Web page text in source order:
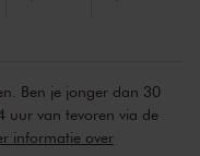
Ben je jonger dan 30
uur van tevoren via de
informatie over